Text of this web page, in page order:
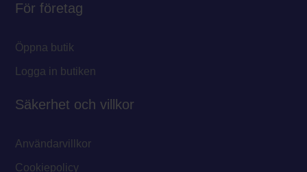
För företag
Öppna butik
Logga in butiken
Säkerhet och villkor
Användarvillkor
Cookiepolicy